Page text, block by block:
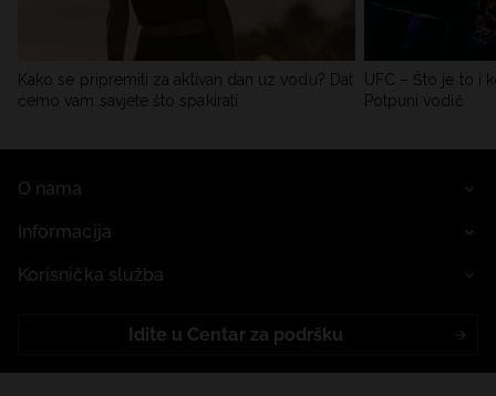
Kako se pripremiti za aktivan dan uz vodu? Dat
ćemo vam savjete što spakirati
UFC – Što je to i
Potpuni vodič
O nama
Informacija
Korisnička služba
Idite u Centar za podršku